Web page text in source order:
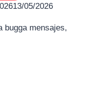
13/05/2026
bugga mensajes,